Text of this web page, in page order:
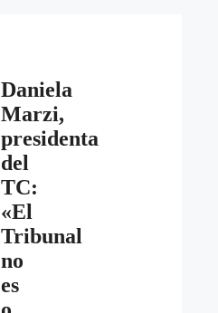
Daniela
Marzi,
presidenta
del
TC:
«El
Tribunal
no
es